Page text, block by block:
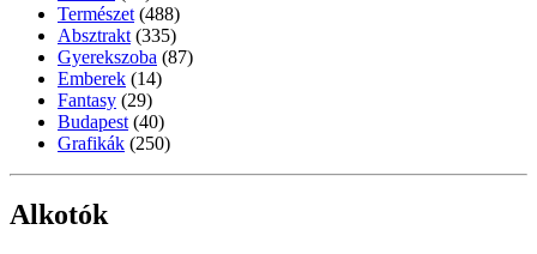
Természet (488)
Absztrakt (335)
Gyerekszoba (87)
Emberek (14)
Fantasy (29)
Budapest (40)
Grafikák (250)
Alkotók